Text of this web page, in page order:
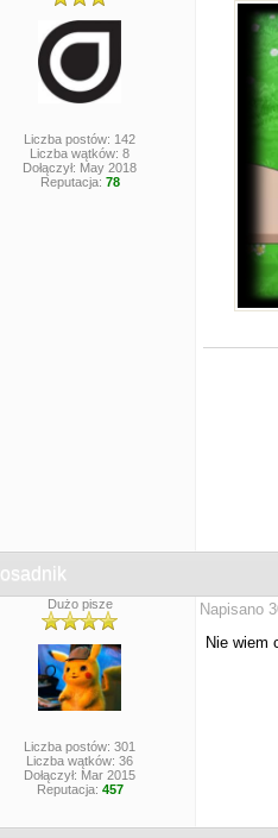
Liczba postów: 142
Liczba wątków: 8
Dołączył: May 2018
Reputacja: 78
osadnik
Dużo pisze
Liczba postów: 301
Liczba wątków: 36
Dołączył: Mar 2015
Reputacja: 457
Napisano
Nie wiem